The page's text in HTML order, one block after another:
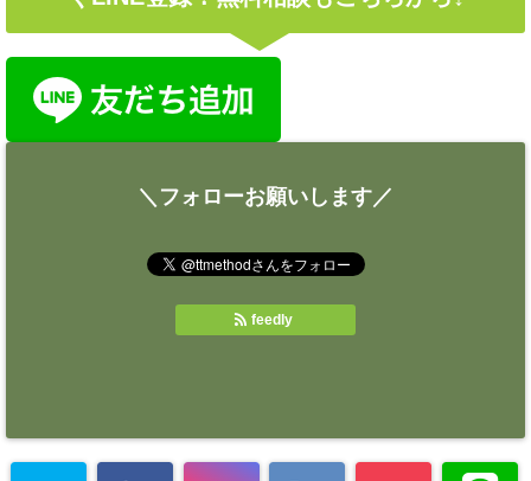
＼フォローお願いします／
feedly